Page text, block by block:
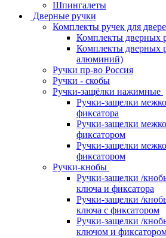
Шпингалеты
Дверные ручки
Комплекты ручек для
Комплекты дверных
Комплекты дверных
алюминий)
Ручки пр-во Россия
Ручки - скобы
Ручки-защёлки нажимные
Ручки-защелки
фиксатора
Ручки-защелки
фиксатором
Ручки-защелки
фиксатором
Ручки-кнобы
Ручки-защелки /
ключа и фиксатора
Ручки-защелки /
ключа с фиксатором
Ручки-защелки /
ключом и